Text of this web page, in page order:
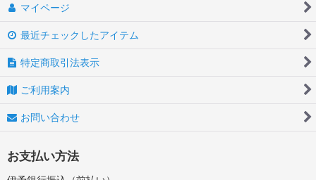
マイページ
最近チェックしたアイテム
特定商取引法表示
ご利用案内
お問い合わせ
お支払い方法